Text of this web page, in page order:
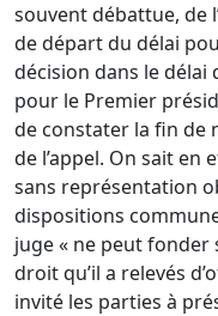
souvent débattue, de
de départ du délai
décision dans le délai
pour le Premier
de constater la fin de
de l’appel. On sait en
sans représentation
dispositions
juge « ne peut fonder
droit qu’il a relevés
invité les parties à